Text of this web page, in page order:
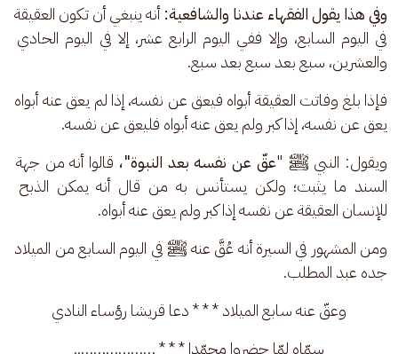
وفي هذا يقول الفقهاء عندنا والشافعية: أنه ينبغي أن تكون العقيقة
في اليوم السابع، وإلا ففي اليوم الرابع عشر، إلا في اليوم الحادي
والعشرين، سبع بعد سبع بعد سبع.
فإذا بلغ وفاتت العقيقة أبواه فيعق عن نفسه، إذا لم يعق عنه أبواه
يعق عن نفسه، إذا كبر ولم يعق عنه أبواه فليعق عن نفسه.
ويقول: النبي ﷺ "عقّ عن نفسه بعد النبوة"، قالوا أنه من جهة
السند ما يثبت؛ ولكن يستأنس به من قال أنه يمكن الذبح
للإنسان العقيقة عن نفسه إذا كبر ولم يعق عنه أبواه.
ومن المشهور في السيرة أنه عُقَّ عنه ﷺ في اليوم السابع من الميلاد
جده عبد المطلب.
وعقّ عنه سابع الميلاد * * * دعا قريشا رؤساء النادي‌
سمّاه لمّا حضروا محمّدا * * * ………………..